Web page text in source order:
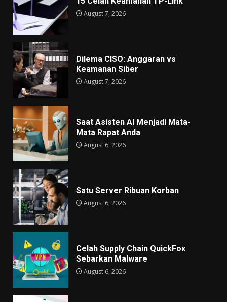
August 7, 2026
Dilema CISO: Anggaran vs
Keamanan Siber
August 7, 2026
Saat Asisten AI Menjadi Mata-
Mata Rapat Anda
August 6, 2026
Satu Server Ribuan Korban
August 6, 2026
Celah Supply Chain QuickFox
Sebarkan Malware
August 6, 2026